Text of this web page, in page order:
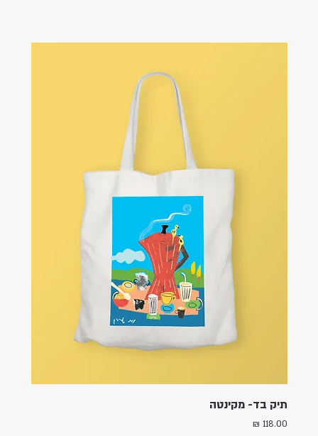
תיק בד- מקינטה
מחיר